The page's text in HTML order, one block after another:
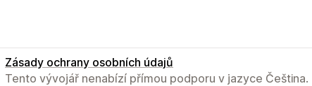
Zásady ochrany osobních údajů
Tento vývojář nenabízí přímou podporu v jazyce Čeština.